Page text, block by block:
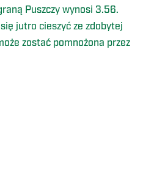
Puszczy wynosi 3.56.
jutro cieszyć ze zdobytej
zostać pomnożona przez